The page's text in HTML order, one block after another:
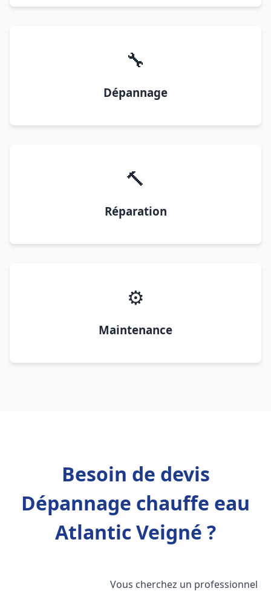
🔧
Dépannage
🔨
Réparation
⚙️
Maintenance
Besoin de devis
Dépannage chauffe eau
Atlantic Veigné ?
Vous cherchez un professionnel